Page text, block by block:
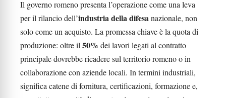
Il governo romeno presenta l’operazione come una leva
per il rilancio dell’industria della difesanazionale, non
solo come un acquisto. La promessa chiave è la quota di
produzione: oltre il 50% dei lavori legati al contratto
principale dovrebbe ricadere sul territorio romeno o in
collaborazione con aziende locali. In termini industriali,
significa catene di fornitura, certificazioni, formazione e,